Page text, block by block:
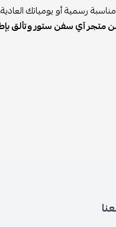
رسمية أو يومياتك
متجر آي سفن ستور وتألق